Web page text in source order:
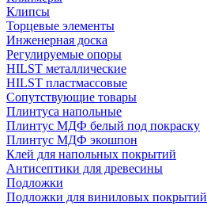
Клипсы
Торцевые элементы
Инженерная доска
Регулируемые опоры
HILST металлические
HILST пластмассовые
Сопутствующие товары
Плинтуса напольные
Плинтус МДФ белый под покраску
Плинтус МДФ экошпон
Клей для напольных покрытий
Антисептики для древесины
Подложки
Подложки для виниловых покрытий